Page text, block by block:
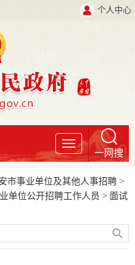
个人中心
导
航
一网搜
市事业单位及其他人事招聘 >
单位公开招聘工作人员 > 面试